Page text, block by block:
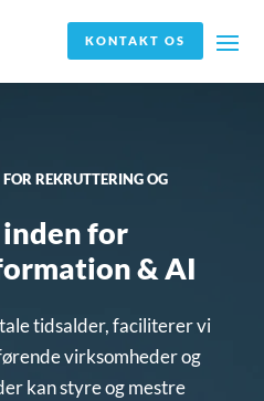
KONTAKT OS
REKRUTTERING OG
for
& AI
tidsalder, faciliterer vi
virksomheder og
kan styre og mestre